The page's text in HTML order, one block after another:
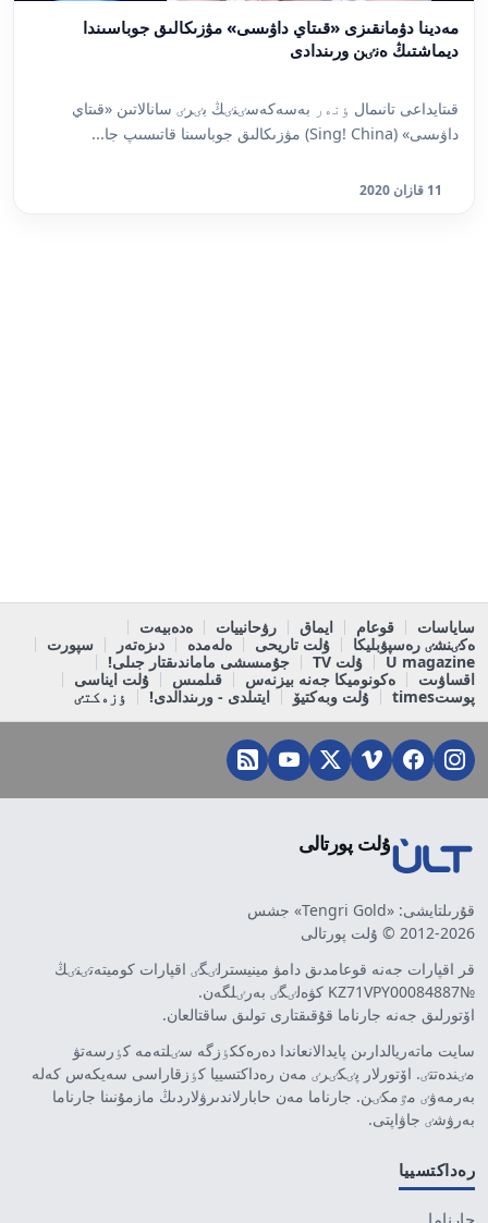
مەدينا دۋمانقىزى «قىتاي داۋىسى» مۋزىكالىق جوباسىندا
ديماشتىڭ ەنٸن ورىندادى
قىتايداعى تانىمال ٶنەر بەسەكەسٸنٸڭ بٸرٸ سانالاتىن «قىتاي
داۋىسى» (Sing! China) مۋزىكالىق جوباسىنا قاتىسىپ جا...
11 قازان 2020
ساياسات قوعام ايماق رۋحانييات
ەدەبيەت
ەكٸنشٸ رەسپۋبليكا
ۇلت تاريحى ەلەمدە دىزەتەر
سپورت
U magazine
ۇلت TV
جۇمىسشى ماماندىقتار جىلى!
اقساۋىت
ەكونوميكا جەنە بيزنەس قىلمىس
ۇلت ايناسى
پوستtimes
ۇلت وبەكتيۆ ايتىلدى - ورىندالدى! ٶزەكتٸ
ۇلت پورتالى
قۇرىلتايشى: «Tengri Gold» جشس
2012-2026 © ۇلت پورتالى
قر اقپارات جەنە قوعامدىق دامۋ مينيسترلٸگٸ اقپارات كوميتەتٸنٸڭ
№KZ71VPY00084887 كۋەلٸگٸ بەرٸلگەن.
اۆتورلىق جەنە جارناما قۇقىقتارى تولىق ساقتالعان.
سايت ماتەريالدارىن پايدالانعاندا دەرەككٶزگە سٸلتەمە كٶرسەتۋ
مٸندەتتٸ. اۆتورلار پٸكٸرٸ مەن رەداكتسييا كٶزقاراسى سەيكەس كەلە
بەرمەۋٸ مٷمكٸن. جارناما مەن حابارلاندىرۋلاردىڭ مازمۇنىنا جارناما
بەرۋشٸ جاۋاپتى.
رەداكتسييا
جارناما